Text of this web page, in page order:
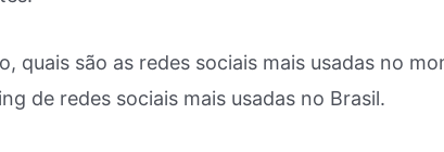
quais são as redes sociais mais usadas no
de redes sociais mais usadas no Brasil.